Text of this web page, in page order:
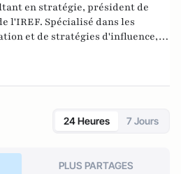
en stratégie, président de
l'IREF. Spécialisé dans les
et de stratégies d'influence, il
à Sciences Po et Assas. Il est
et auteur de plusieurs
24 Heures 7 Jours
PLUS PARTAGES